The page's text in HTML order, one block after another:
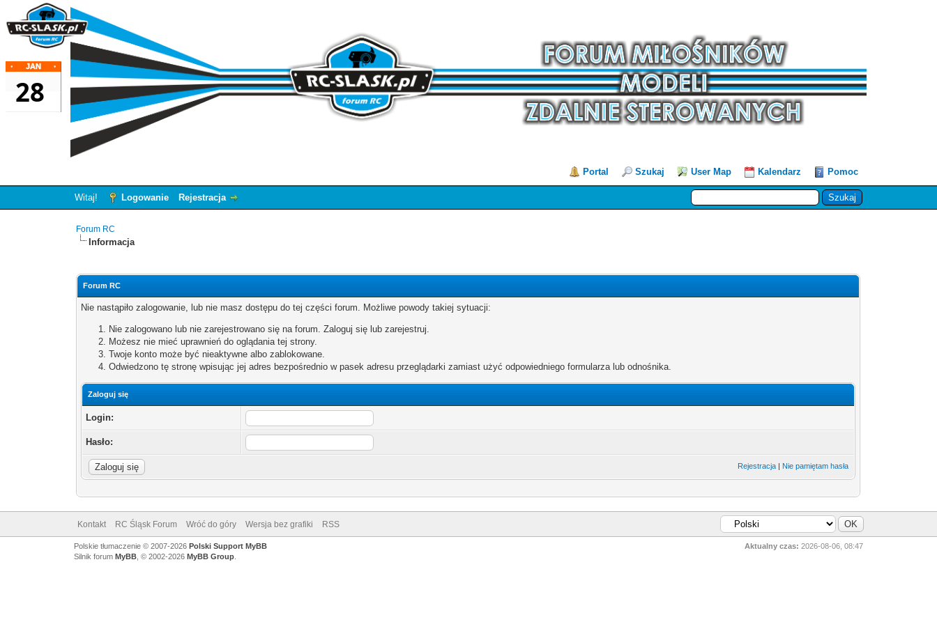
Portal Szukaj User Map Kalendarz Pomoc
Witaj! Logowanie Rejestracja
Forum RC
Informacja
Forum RC
Nie nastąpiło zalogowanie, lub nie masz dostępu do tej części forum. Możliwe powody takiej sytuacji:
Nie zalogowano lub nie zarejestrowano się na forum. Zaloguj się lub zarejestruj.
Możesz nie mieć uprawnień do oglądania tej strony.
Twoje konto może być nieaktywne albo zablokowane.
Odwiedzono tę stronę wpisując jej adres bezpośrednio w pasek adresu przeglądarki zamiast użyć odpowiedniego formularza lub odnośnika.
Zaloguj się
Login:
Hasło:
Rejestracja | Nie pamiętam hasła
Kontakt RC Śląsk Forum Wróć do góry Wersja bez grafiki RSS
Aktualny czas: 2026-08-06, 08:47
Polskie tłumaczenie © 2007-2026 Polski Support MyBB
Silnik forum MyBB, © 2002-2026 MyBB Group.